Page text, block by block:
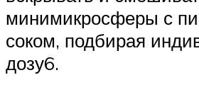
минимикросферы с
соком, подбирая
дозу6.